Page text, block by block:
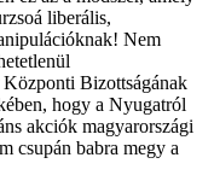
liberális,
Nem
Bizottságának
hogy a Nyugatról
akciók magyarországi
csupán babra megy a